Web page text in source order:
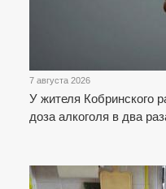
7 августа 2026
У жителя Кобринского
доза алкоголя в два